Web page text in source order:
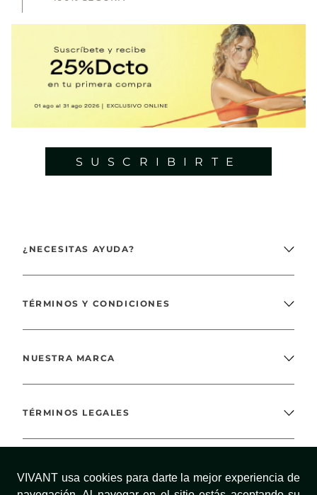
VIVANT usa cookies para darte la mejor experiencia de
SUSCRIBIRTE
¿NECESITAS AYUDA?
TÉRMINOS Y CONDICIONES
NUESTRA MARCA
TÉRMINOS LEGALES